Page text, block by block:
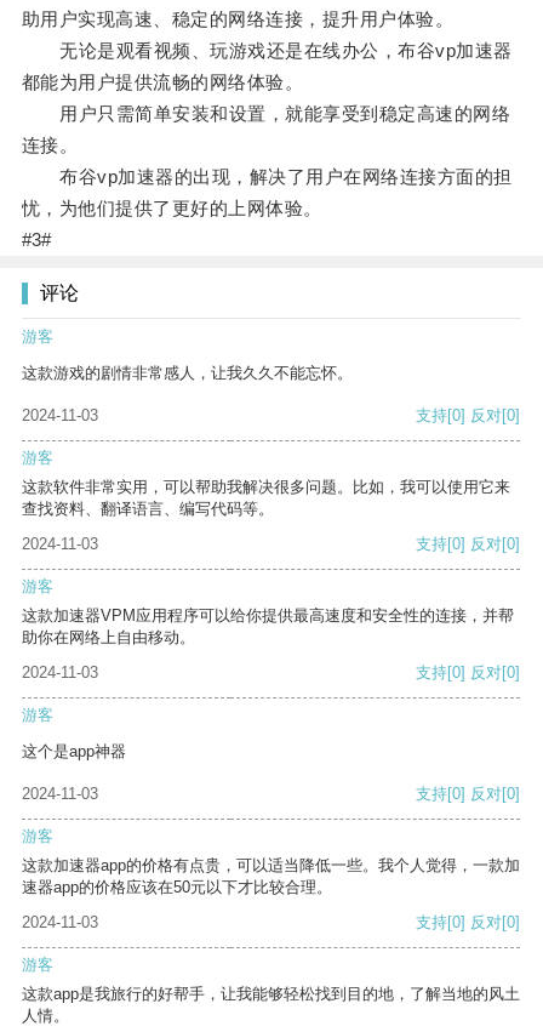
助用户实现高速、稳定的网络连接，提升用户体验。
无论是观看视频、玩游戏还是在线办公，布谷vp加速器
都能为用户提供流畅的网络体验。
用户只需简单安装和设置，就能享受到稳定高速的网络
连接。
布谷vp加速器的出现，解决了用户在网络连接方面的担
忧，为他们提供了更好的上网体验。
#3#
评论
游客
这款游戏的剧情非常感人，让我久久不能忘怀。
2024-11-03 支持[0] 反对[0]
游客
这款软件非常实用，可以帮助我解决很多问题。比如，我可以使用它来
查找资料、翻译语言、编写代码等。
2024-11-03
支持[0] 反对[0]
游客
这款加速器VPM应用程序可以给你提供最高速度和安全性的连接，并帮
助你在网络上自由移动。
2024-11-03
支持[0] 反对[0]
游客
这个是app神器
2024-11-03 支持[0] 反对[0]
游客
这款加速器app的价格有点贵，可以适当降低一些。我个人觉得，一款加
速器app的价格应该在50元以下才比较合理。
2024-11-03
支持[0] 反对[0]
游客
这款app是我旅行的好帮手，让我能够轻松找到目的地，了解当地的风土
人情。